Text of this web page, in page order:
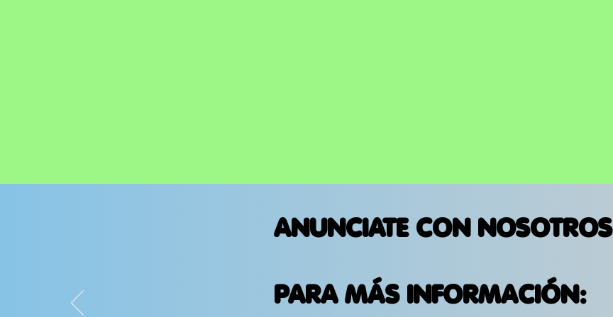
ANUNCIATE CON NOSOTROS
PARA MÁS INFORMACIÓN: